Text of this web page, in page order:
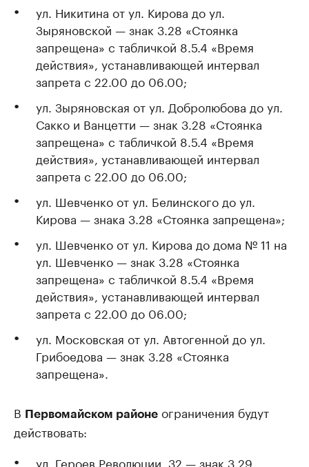
ул. Никитина от ул. Кирова до ул.
Зыряновской — знак 3.28 «Стоянка
запрещена» с табличкой 8.5.4 «Время
действия», устанавливающей интервал
запрета с 22.00 до 06.00;
ул. Зыряновская от ул. Добролюбова до ул.
Сакко и Ванцетти — знак 3.28 «Стоянка
запрещена» с табличкой 8.5.4 «Время
действия», устанавливающей интервал
запрета с 22.00 до 06.00;
ул. Шевченко от ул. Белинского до ул.
Кирова — знака 3.28 «Стоянка запрещена»;
ул. Шевченко от ул. Кирова до дома № 11 на
ул. Шевченко — знак 3.28 «Стоянка
запрещена» с табличкой 8.5.4 «Время
действия», устанавливающей интервал
запрета с 22.00 до 06.00;
ул. Московская от ул. Автогенной до ул.
Грибоедова — знак 3.28 «Стоянка
запрещена».
В Первомайском районе ограничения будут
действовать:
ул. Героев Революции, 32 — знак 3.29